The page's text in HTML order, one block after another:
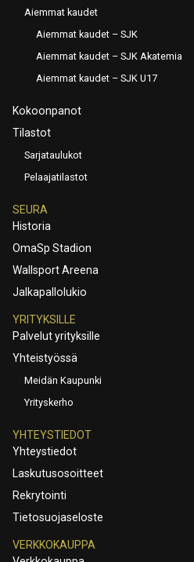
Aiemmat kaudet
Aiemmat kaudet – SJK
Aiemmat kaudet – SJK Akatemia
Aiemmat kaudet – SJK U17
Kokoonpanot
Tilastot
Sarjataulukot
Pelaajatilastot
SEURA
Historia
OmaSp Stadion
Wallsport Areena
Jalkapallolukio
YRITYKSILLE
Palvelut yrityksille
Yhteistyössä
Meidän Kaupunki
Yrityskerho
YHTEYSTIEDOT
Yhteystiedot
Laskutusosoitteet
Rekrytointi
Tietosuojaseloste
VERKKOKAUPPA